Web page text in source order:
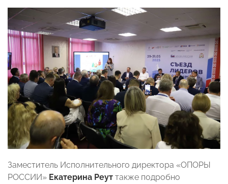
Заместитель Исполнительного директора «ОПОРЫ
РОССИИ» Екатерина Реут также подробно